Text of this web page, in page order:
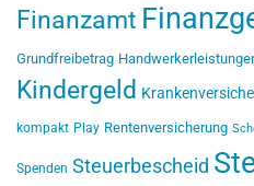
Finanzamt
Grundfreibetrag
Kindergeld
kompakt Play Rentenversicherung
Spenden Steuerbescheid